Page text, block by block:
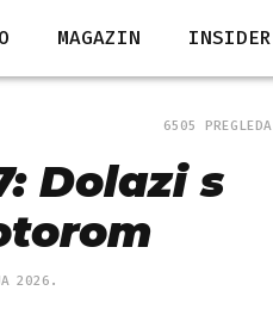
MAGAZIN INSIDER
6505 PREGLEDA
Dolazi s
2026.